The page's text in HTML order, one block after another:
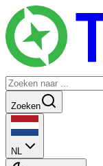
Zoeken
NL